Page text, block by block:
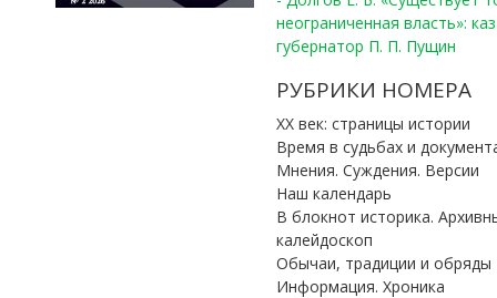
неограниченная власть»:
губернатор П. П. Пущин
РУБРИКИ НОМЕРА
ХХ век: страницы истории
Время в судьбах и
Мнения. Суждения. Версии
Наш календарь
В блокнот историка.
калейдоскоп
Обычаи, традиции и обряды
Информация. Хроника